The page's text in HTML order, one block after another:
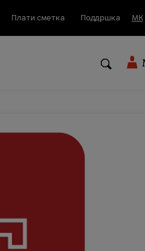
Плати сметка Поддршка МК